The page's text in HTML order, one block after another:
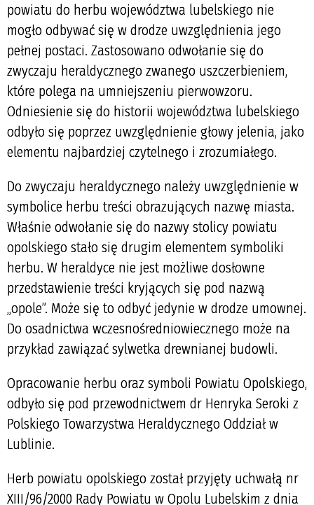
powiatu do herbu województwa lubelskiego nie
mogło odbywać się w drodze uwzględnienia jego
pełnej postaci. Zastosowano odwołanie się do
zwyczaju heraldycznego zwanego uszczerbieniem,
które polega na umniejszeniu pierwowzoru.
Odniesienie się do historii województwa lubelskiego
odbyło się poprzez uwzględnienie głowy jelenia, jako
elementu najbardziej czytelnego i zrozumiałego.
Do zwyczaju heraldycznego należy uwzględnienie w
symbolice herbu treści obrazujących nazwę miasta.
Właśnie odwołanie się do nazwy stolicy powiatu
opolskiego stało się drugim elementem symboliki
herbu. W heraldyce nie jest możliwe dosłowne
przedstawienie treści kryjących się pod nazwą
„opole”. Może się to odbyć jedynie w drodze umownej.
Do osadnictwa wczesnośredniowiecznego może na
przykład zawiązać sylwetka drewnianej budowli.
Opracowanie herbu oraz symboli Powiatu Opolskiego,
odbyło się pod przewodnictwem dr Henryka Seroki z
Polskiego Towarzystwa Heraldycznego Oddział w
Lublinie.
Herb powiatu opolskiego został przyjęty uchwałą nr
XIII/96/2000 Rady Powiatu w Opolu Lubelskim z dnia